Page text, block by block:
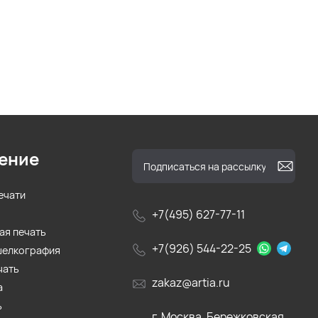
+7(495) 627-77-11
+7(926) 544-22-25
zakaz@artia.ru
печать